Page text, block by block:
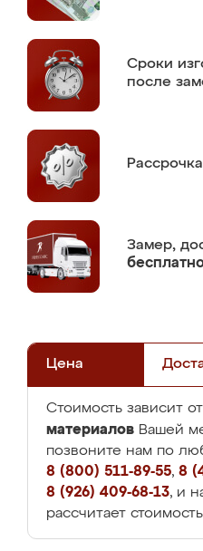
Сроки
после
Рассрочка
Замер,
Цена
Стоимость зависит от
материалов Вашей
позвоните нам по
8 (800) 511-89-55, 8
8 (926) 409-68-13, и
рассчитает